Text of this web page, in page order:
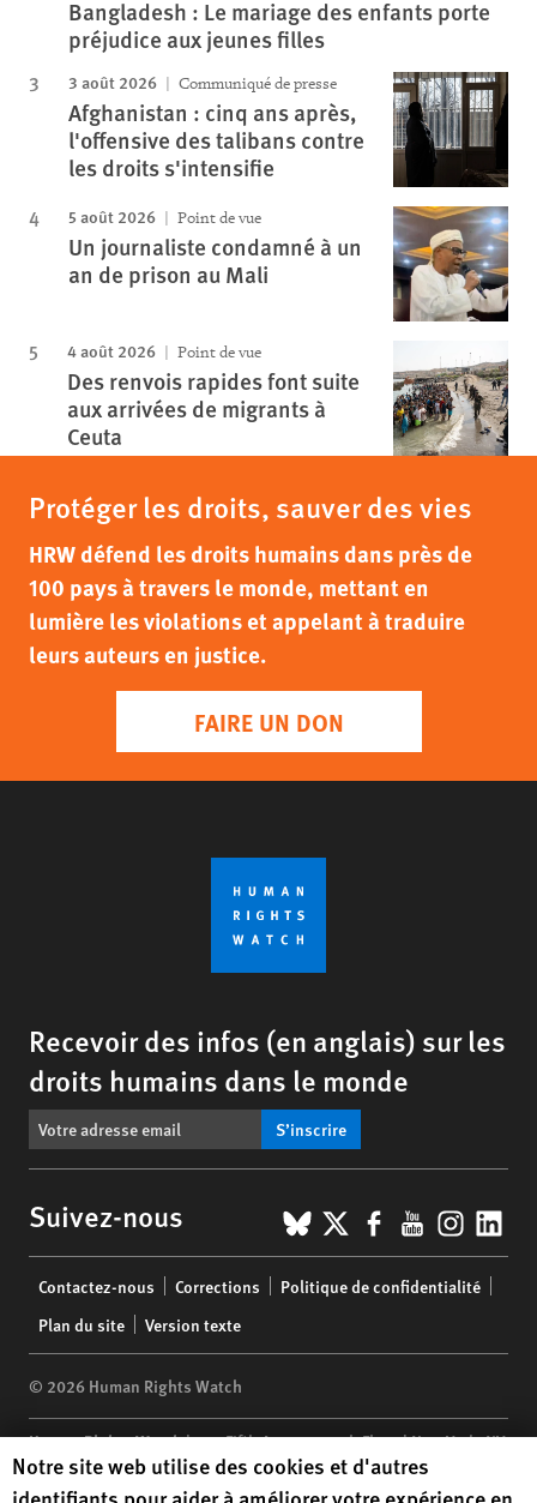
Bangladesh : Le mariage des enfants porte
préjudice aux jeunes filles
3 août 2026 Communiqué de presse
Afghanistan : cinq ans après,
l'offensive des talibans contre
les droits s'intensifie
5 août 2026 Point de vue
Un journaliste condamné à un
an de prison au Mali
4 août 2026 Point de vue
Des renvois rapides font suite
aux arrivées de migrants à
Ceuta
Protéger les droits, sauver des vies
HRW défend les droits humains dans près de
100 pays à travers le monde, mettant en
lumière les violations et appelant à traduire
leurs auteurs en justice.
FAIRE UN DON
Recevoir des infos (en anglais) sur les
droits humains dans le monde
S’inscrire
Suivez-nous BlueSky
X Facebook
YouTube
menu
Contactez-nous Corrections
Politique de confidentialité
Plan du site
Version texte
© 2026 Human Rights Watch
Human Rights Watch| 350 Fifth Avenue, 34th Floor | New York,NY
10118-3299USA |t1.212.290.4700
Human Rights Watch cookie preferences
Notre site web utilise des cookies et d'autres